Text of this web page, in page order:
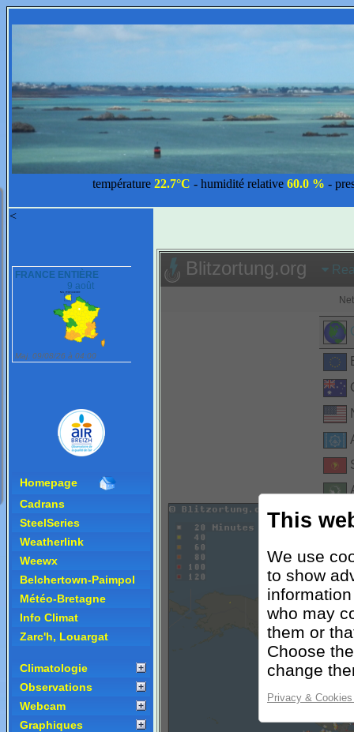
température 22.7°C - humidité relative 60.0 % -
<
Homepage
Cadrans
SteelSeries
Weatherlink
Weewx
Belchertown-Paimpol
Météo-Bretagne
Info Climat
Zarc'h, Louargat
Climatologie
Observations
Webcam
Graphiques